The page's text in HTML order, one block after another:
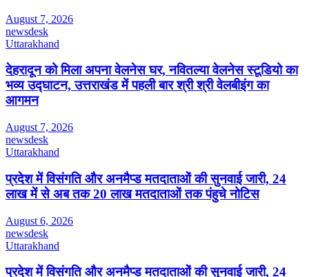
August 7, 2026
newsdesk
Uttarakhand
देहरादून को मिला अपना वेलनेस घर, नवितल्या वेलनेस स्टूडियो का
भव्य उद्घाटन, उत्तराखंड में पहली बार श्री श्री वेलबीइंग का
आगमन
August 7, 2026
newsdesk
Uttarakhand
प्रदेश में विसंगति और अनमैप्ड मतदाताओं की सुनवाई जारी, 24
लाख में से अब तक 20 लाख मतदाताओं तक पंहुचे नोटिस
August 6, 2026
newsdesk
Uttarakhand
प्रदेश में विसंगति और अनमैप्ड मतदाताओं की सुनवाई जारी, 24